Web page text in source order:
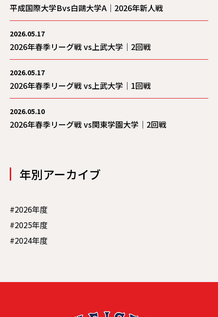
平成国際大学Bvs白鷗大学A｜2026年新人戦
2026.05.17
2026年春季リーグ戦 vs上武大学｜2回戦
2026.05.17
2026年春季リーグ戦 vs上武大学｜1回戦
2026.05.10
2026年春季リーグ戦 vs関東学園大学｜2回戦
年別アーカイブ
#2026年度
#2025年度
#2024年度